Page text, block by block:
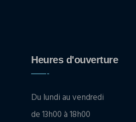
Heures d'ouverture
Du lundi au vendredi
de 13h00 à 18h00